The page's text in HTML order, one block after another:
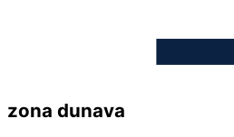
zona dunava